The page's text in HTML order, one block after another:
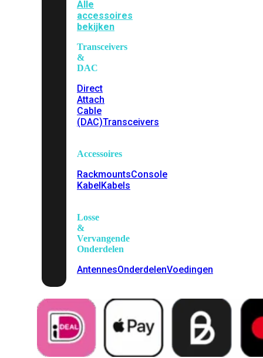
Alle
accessoires
bekijken
Transceivers
&
DAC
Direct
Attach
Cable
(DAC)Transceivers
Accessoires
RackmountsConsole
KabelKabels
Losse
&
Vervangende
Onderdelen
AntennesOnderdelenVoedingen